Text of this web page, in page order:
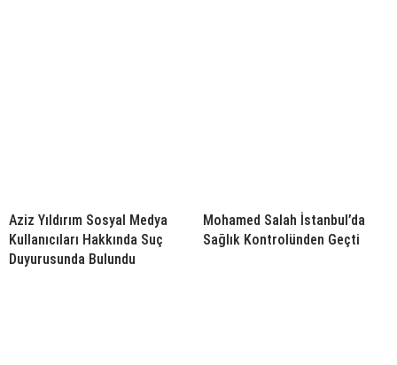
Aziz Yıldırım Sosyal Medya
Kullanıcıları Hakkında Suç
Duyurusunda Bulundu
Mohamed Salah İstanbul’da
Sağlık Kontrolünden Geçti